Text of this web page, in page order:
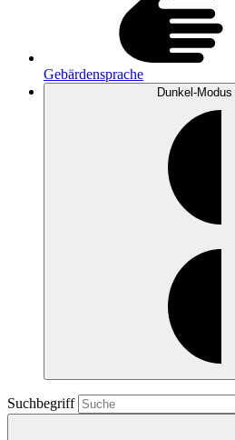
Gebärdensprache
Dunkel-Modus
Suchbegriff